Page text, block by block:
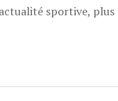
sportive,